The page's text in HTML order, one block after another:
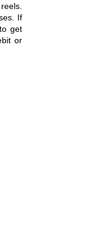
If
get
or